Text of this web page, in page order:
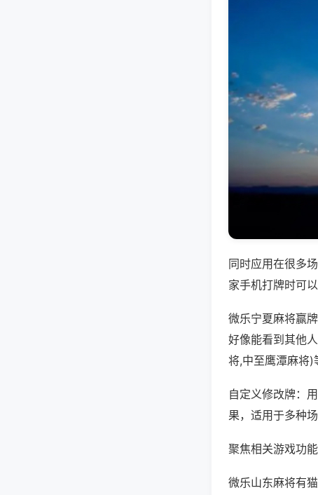
同时应用在很多
家手机打牌时可
微乐宁夏麻将赢
好像能看到其他
将,中至鹰潭麻将)
自定义修改牌：
果，适用于多种
聚焦相关游戏功能
微乐山东麻将有